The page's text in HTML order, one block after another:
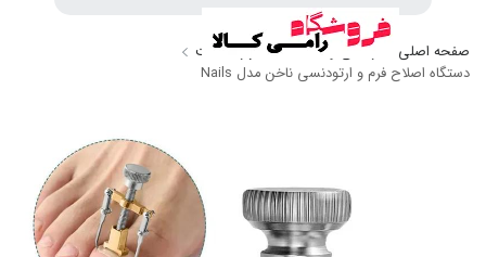
صفحه اصلی زیبایی و سلامت
ابزار سلامت
دستگاه اصلاح فرم و ارتودنسی ناخن مدل Nails